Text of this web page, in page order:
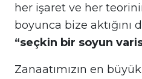
her işaret ve her
boyunca bize
“seçkin bir soyun
Zanaatımızın en